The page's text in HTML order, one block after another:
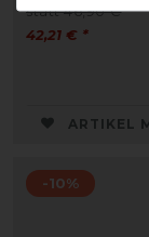
statt 46,90 €
42,21 € *
ARTIKEL
-10%